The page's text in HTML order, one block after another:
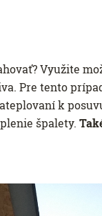
Využite
Pre tento
k
špalety.